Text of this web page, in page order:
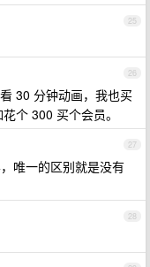
25
26
30 分钟动画，我也买
个 300 买个会员。
27
唯一的区别就是没有
28